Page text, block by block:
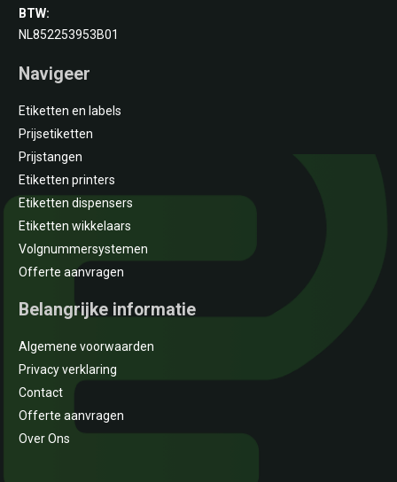
BTW:
NL852253953B01
Navigeer
Etiketten en labels
Prijsetiketten
Prijstangen
Etiketten printers
Etiketten dispensers
Etiketten wikkelaars
Volgnummersystemen
Offerte aanvragen
Belangrijke informatie
Algemene voorwaarden
Privacy verklaring
Contact
Offerte aanvragen
Over Ons